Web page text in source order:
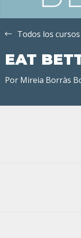
Todos los cursos
EAT
Por Mireia Borràs